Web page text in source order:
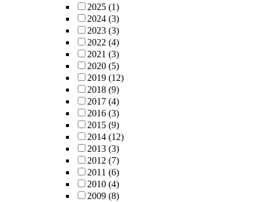
2025 (1)
2024 (3)
2023 (3)
2022 (4)
2021 (3)
2020 (5)
2019 (12)
2018 (9)
2017 (4)
2016 (3)
2015 (9)
2014 (12)
2013 (3)
2012 (7)
2011 (6)
2010 (4)
2009 (8)